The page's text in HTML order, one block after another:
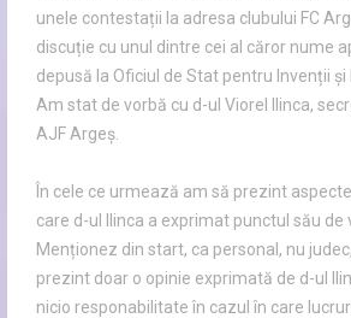
unele contestații la adresa clubului FC
discuție cu unul dintre cei al căror nume
depusă la Oficiul de Stat pentru Invenții și
Am stat de vorbă cu d-ul Viorel Ilinca,
AJF Argeș.
În cele ce urmează am să prezint
care d-ul Ilinca a exprimat punctul său de
Menționez din start, ca personal, nu
prezint doar o opinie exprimată de d-ul
nicio responabilitate în cazul în care